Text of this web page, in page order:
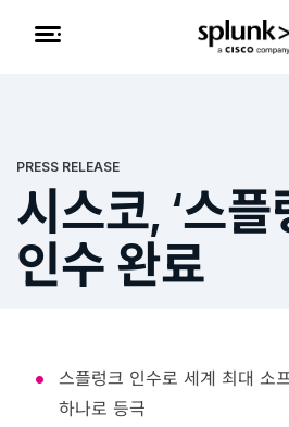
PRESS RELEASE
시스코, ‘스
인수 완료
스플렁크 인수로 세계 최대 소
하나로 등극